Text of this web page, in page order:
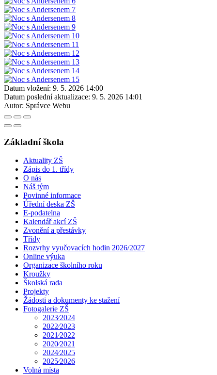
Datum vložení: 9. 5. 2026 14:00
Datum poslední aktualizace: 9. 5. 2026 14:01
Autor: Správce Webu
Základní škola
Aktuality ZŠ
Zápis do 1. třídy
O nás
Náš tým
Povinné informace
Úřední deska ZŠ
E-podatelna
Kalendář akcí ZŠ
Zvonění a přestávky
Třídy
Rozvrhy vyučovacích hodin 2026/2027
Online výuka
Organizace školního roku
Kroužky
Školská rada
Projekty
Žádosti a dokumenty ke stažení
Fotogalerie ZŠ
2023⁄2024
2022⁄2023
2021⁄2022
2020⁄2021
2024⁄2025
2025⁄2026
Volná místa